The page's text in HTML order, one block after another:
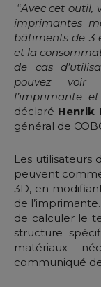
“Avec cet outil,
imprimantes
bâtiments de 3
et la
de cas
pouvez voir
l’imprimante
déclaré Henrik
général de
Les utilisateurs
peuvent
3D, en
de
de calculer le
structure
matériaux
communiqué